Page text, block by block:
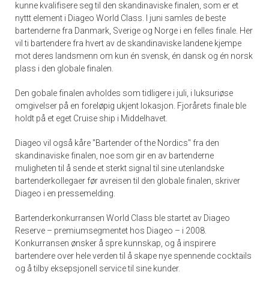
kunne kvalifisere seg til den skandinaviske finalen, som er et
nyttt element i Diageo World Class. I juni samles de beste
bartenderne fra Danmark, Sverige og Norge i en felles finale. Her
vil ti bartendere fra hvert av de skandinaviske landene kjempe
mot deres landsmenn om kun én svensk, én dansk og én norsk
plass i den globale finalen.
Den gobale finalen avholdes som tidligere i juli, i luksuriøse
omgivelser på en foreløpig ukjent lokasjon. Fjorårets finale ble
holdt på et eget Cruise ship i Middelhavet.
Diageo vil også kåre "Bartender of the Nordics" fra den
skandinaviske finalen, noe som gir en av bartenderne
muligheten til å sende et sterkt signal til sine utenlandske
bartenderkollegaer før avreisen til den globale finalen, skriver
Diageo i en pressemelding.
Bartenderkonkurransen World Class ble startet av Diageo
Reserve – premiumsegmentet hos Diageo – i 2008.
Konkurransen ønsker å spre kunnskap, og å inspirere
bartendere over hele verden til å skape nye spennende cocktails
og å tilby eksepsjonell service til sine kunder.